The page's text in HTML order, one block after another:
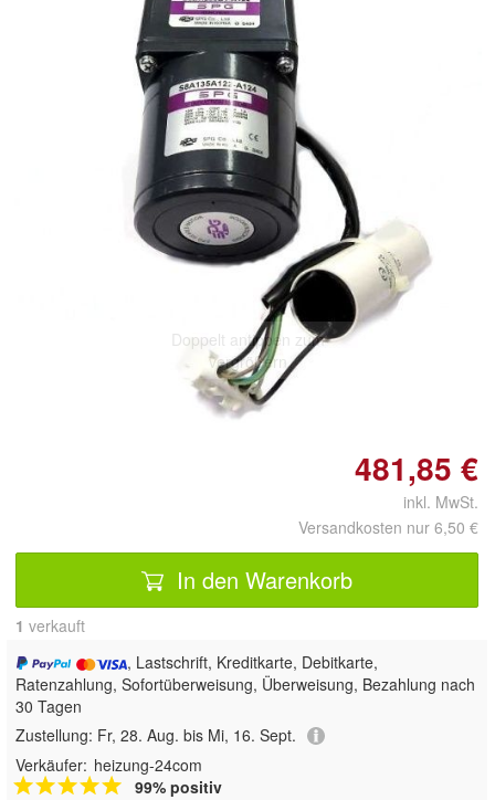
Doppelt antippen zum
vergrößern
481,85 €
inkl. MwSt.
Versandkosten nur 6,50 €
In den Warenkorb
1 verkauft
, Lastschrift, Kreditkarte, Debitkarte,
Ratenzahlung, Sofortüberweisung, Überweisung, Bezahlung nach
30 Tagen
Zustellung: Fr, 28. Aug. bis Mi, 16. Sept.
Verkäufer: heizung-24com
99% positiv